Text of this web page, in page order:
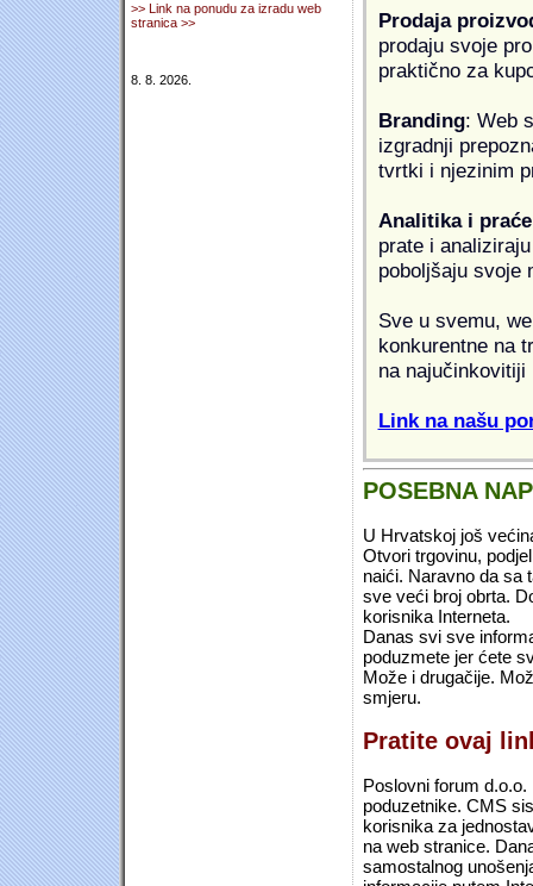
>> Link na ponudu za izradu web
stranica >>
8. 8. 2026.
Prodaja
prodaju svoje
praktično za
Branding: Web
izgradnji
tvrtki i njezinim
Analitika i
prate i
poboljšaju svoje
Sve u svemu,
konkurentne na
na najučinkovitiji
Link na našu
POSEBNA
U Hrvatskoj još
Otvori trgovinu,
naići. Naravno da sa
sve veći broj obrta.
korisnika Interneta.
Danas svi sve
poduzmete jer ćete
Može i drugačije.
smjeru.
Pratite ovaj
Poslovni forum
poduzetnike. CMS
korisnika za
na web stranice.
samostalnog